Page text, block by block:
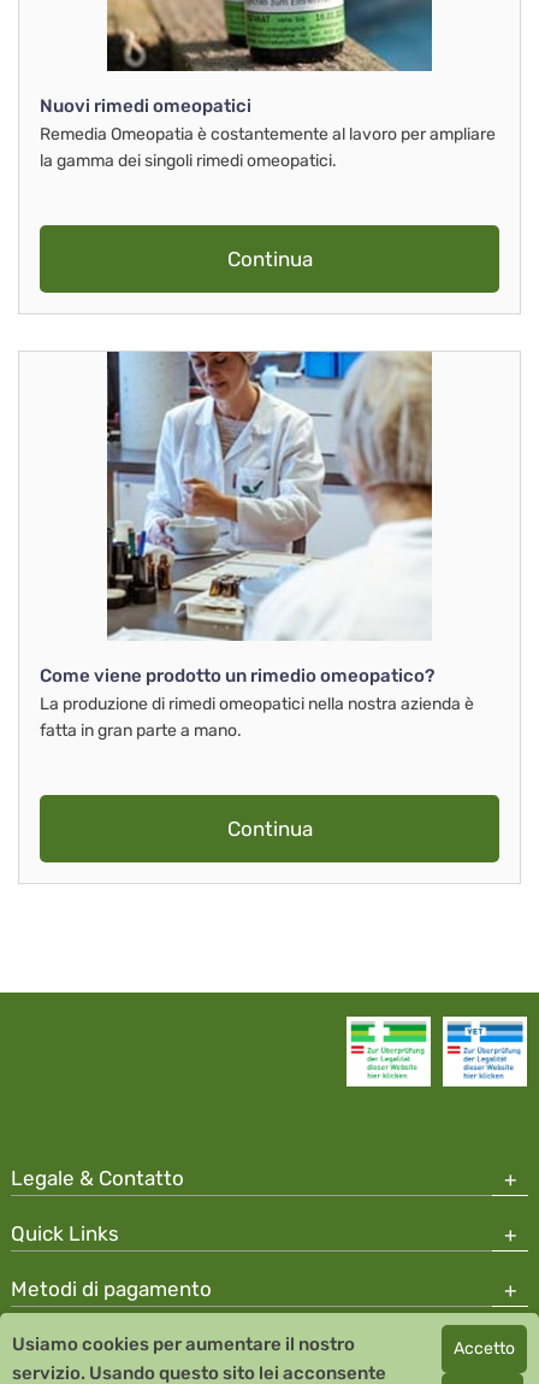
Nuovi rimedi omeopatici
Remedia Omeopatia è costantemente al lavoro per ampliare
la gamma dei singoli rimedi omeopatici.
Continua
Come viene prodotto un rimedio omeopatico?
La produzione di rimedi omeopatici nella nostra azienda è
fatta in gran parte a mano.
Continua
Legale & Contatto
Quick Links
Metodi di pagamento
Copyright © 2026 Team Santé Salvator Apotheke
Usiamo cookies per aumentare il nostro
servizio. Usando questo sito lei acconsente
Accetto